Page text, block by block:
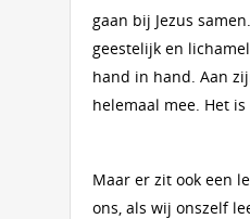
gaan bij Jezus
geestelijk en
hand in hand. Aan
helemaal mee. Het is
Maar er zit ook een
ons, als wij onszelf